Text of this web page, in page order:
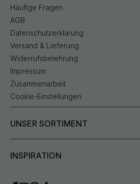
Häufige Fragen
AGB
Datenschutzerklärung
Versand & Lieferung
Widerrufsbelehrung
Impressum
Zusammenarbeit
Cookie-Einstellungen
UNSER SORTIMENT
INSPIRATION